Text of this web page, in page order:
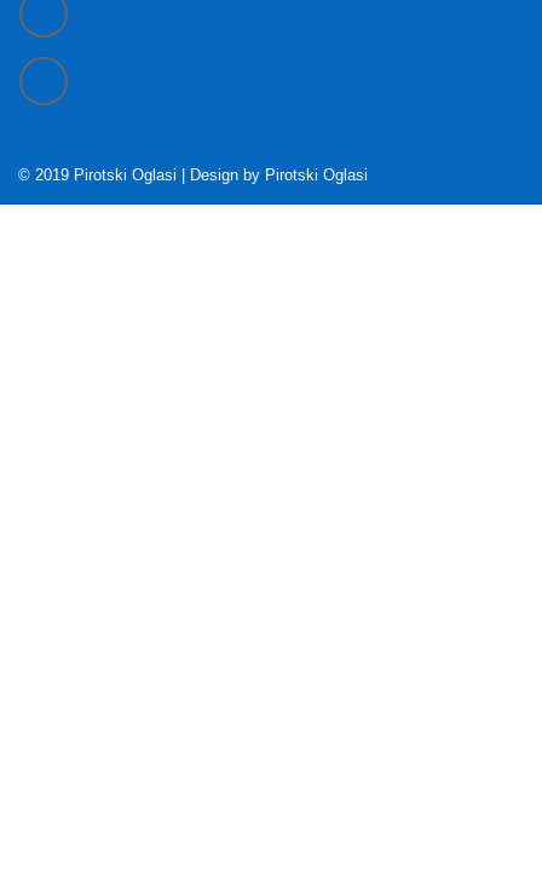
© 2019 Pirotski Oglasi | Design by Pirotski Oglasi